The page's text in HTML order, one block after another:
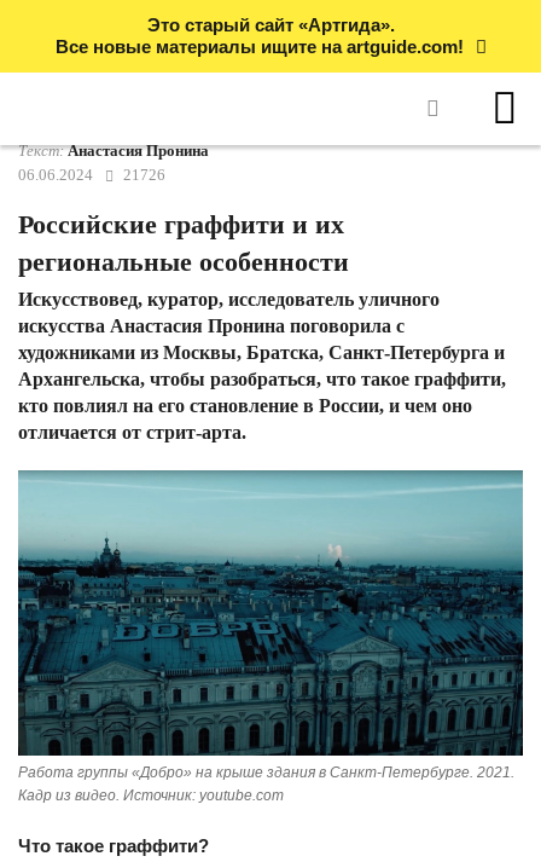
Это старый сайт «Артгида».
Все новые материалы ищите на artguide.com!
Текст:Анастасия Пронина
06.06.2024
21726
Российские граффити и их
региональные особенности
Искусствовед, куратор, исследователь уличного
искусства Анастасия Пронина поговорила с
художниками из Москвы, Братска, Санкт-Петербурга и
Архангельска, чтобы разобраться, что такое граффити,
кто повлиял на его становление в России, и чем оно
отличается от стрит-арта.
Работа группы «Добро» на крыше здания в Санкт-Петербурге. 2021.
Кадр из видео. Источник: youtube.com
Что такое граффити?